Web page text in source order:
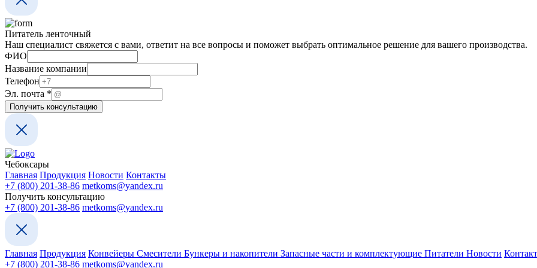
Питатель ленточный
Наш специалист свяжется с вами, ответит на все вопросы и поможет выбрать оптимальное решение для вашего производства.
Телефон
ФИО
Название
ФИО
Название компании
Телефон
Эл. почта *
Получить консультацию
Чебоксары
Главная Продукция Новости Контакты
+7 (800) 201-38-86 metkoms@yandex.ru
Получить консультацию
+7 (800) 201-38-86 metkoms@yandex.ru
Главная Продукция Конвейеры Смесители Бункеры и накопители Запасные части и комплектующие Питатели Новости
+7 (800) 201-38-86 metkoms@yandex.ru